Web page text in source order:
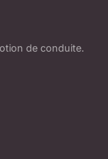
de conduite.